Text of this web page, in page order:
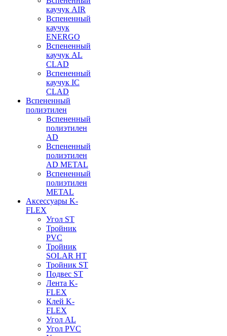
каучук AIR
Вспененный
каучук
ENERGO
Вспененный
каучук AL
CLAD
Вспененный
каучук IC
CLAD
Вспененный
полиэтилен
Вспененный
полиэтилен
AD
Вспененный
полиэтилен
AD METAL
Вспененный
полиэтилен
METAL
Аксессуары K-
FLEX
Угол ST
Тройник
PVC
Тройник
SOLAR HT
Тройник ST
Подвес ST
Лента K-
FLEX
Клей K-
FLEX
Угол AL
Угол PVC